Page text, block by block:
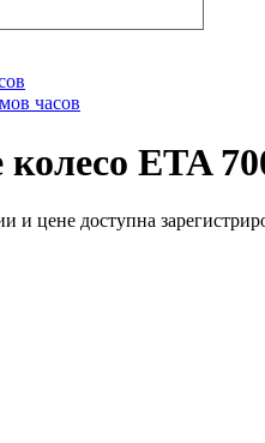
часов
ETA
и цене доступна